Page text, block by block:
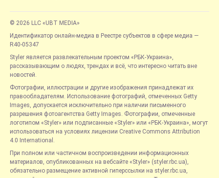
© 2026 LLC «UBT MEDIA»
Идентификатор онлайн-медиа в Реестре субъектов в сфере медиа —
R40-05347
Styler является развлекательным проектом «РБК-Украина»,
рассказывающим о людях, трендах и всё, что интересно читать вне
новостей.
Фотографии, иллюстрации и другие изображения принадлежат их
правообладателям. Использование фотографий, отмеченных Getty
Images, допускается исключительно при наличии письменного
разрешения фотоагентства Getty Images. Фотографии, отмеченные
логотипом «Styler» или подписанные «Styler» или «РБК-Украина», могут
использоваться на условиях лицензии Creative Commons Attribution
4.0 International.
При полном или частичном воспроизведении информационных
материалов, опубликованных на вебсайте «Styler» (styler.rbc.ua),
обязательно размещение активной гиперссылки на styler.rbc.ua,